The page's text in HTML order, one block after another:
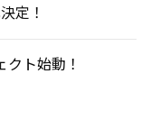
定！
ト始動！